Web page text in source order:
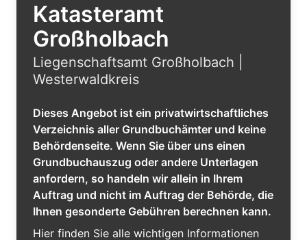
Katasteramt
Großholbach
Liegenschaftsamt Großholbach |
Westerwaldkreis
Dieses Angebot ist ein privatwirtschaftliches
Verzeichnis aller Grundbuchämter und keine
Behördenseite. Wenn Sie über uns einen
Grundbuchauszug oder andere Unterlagen
anfordern, so handeln wir allein in Ihrem
Auftrag und nicht im Auftrag der Behörde, die
Ihnen gesonderte Gebühren berechnen kann.
Hier finden Sie alle wichtigen Informationen